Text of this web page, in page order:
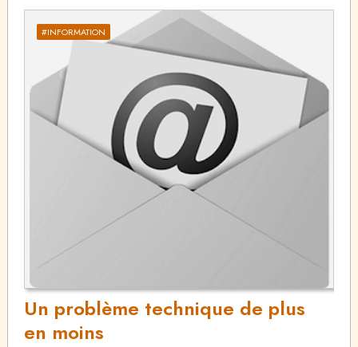
#INFORMATION
Un problème technique de plus
en moins